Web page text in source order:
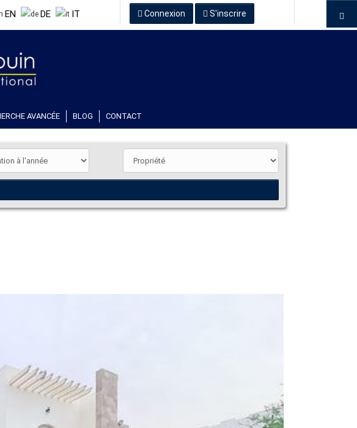
EN DE IT Connexion S'inscrire
AVANCÉE BLOG CONTACT